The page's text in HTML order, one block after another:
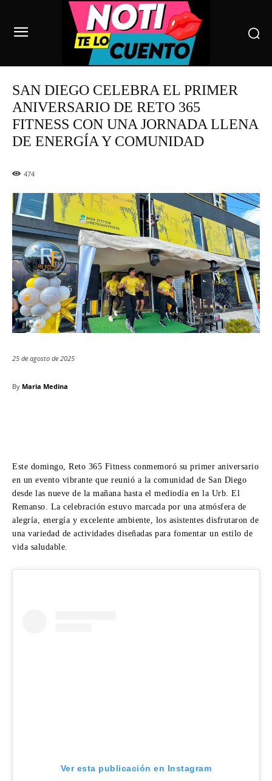
SAN DIEGO CELEBRA EL PRIMER
ANIVERSARIO DE RETO 365
FITNESS CON UNA JORNADA LLENA
DE ENERGÍA Y COMUNIDAD
474
25 de agosto de 2025
By Maria Medina
Este domingo, Reto 365 Fitness conmemoró su primer aniversario
en un evento vibrante que reunió a la comunidad de San Diego
desde las nueve de la mañana hasta el mediodía en la Urb. El
Remanso. La celebración estuvo marcada por una atmósfera de
alegría, energía y excelente ambiente, los asistentes disfrutaron de
una variedad de actividades diseñadas para fomentar un estilo de
vida saludable.
Ver esta publicación en Instagram